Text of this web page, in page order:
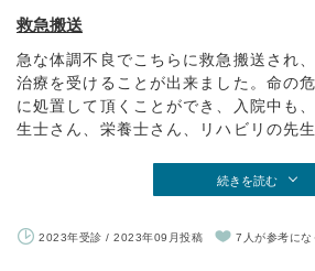
救急搬送
急な体調不良でこちらに救急搬送され
治療を受けることが出来ました。命の
に処置して頂くことができ、入院中も
生士さん、栄養士さん、リハビリの先生
続きを読む
2023年受診 / 2023年09月投稿 7人が参考にな